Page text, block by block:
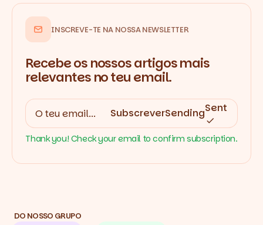
INSCREVE-TE NA NOSSA NEWSLETTER
Recebe os nossos artigos mais
relevantes no teu email.
SubscreverSendingSent
Thank you! Check your email to confirm subscription.
DO NOSSO GRUPO